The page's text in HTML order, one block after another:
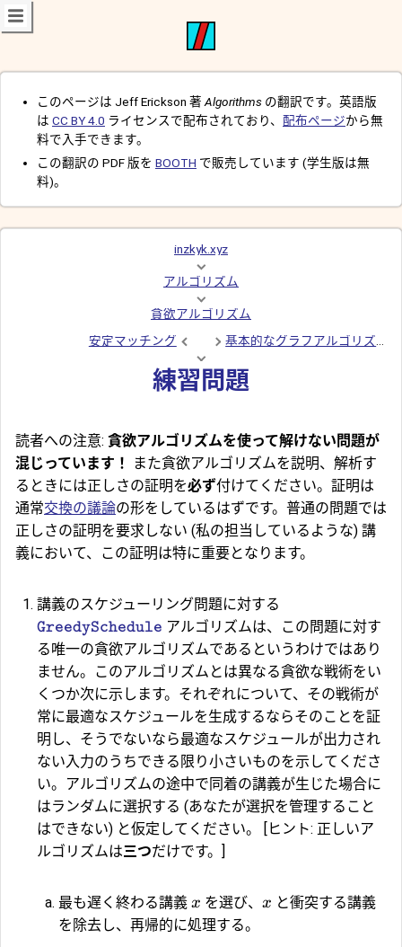
このページは Jeff Erickson 著 Algorithms の翻訳です。英語版
は CC BY 4.0 ライセンスで配布されており、 配布ページから無
料で入手できます。
この翻訳の PDF 版を BOOTH で販売しています (学生版は無
料)。
inzkyk.xyz
アルゴリズム
貪欲アルゴリズム
安定マッチング
練習問題
読者への注意: 貪欲アルゴリズムを使って解けない問題が
混じっています！
また貪欲アルゴリズムを説明、解析す
るときには正しさの証明を必ず付けてください。証明は
通常交換の議論の形をしているはずです。普通の問題では
正しさの証明を要求しない (私の担当しているような) 講
義において、この証明は特に重要となります。
講義のスケジューリング問題に対する
GreedySchedule アルゴリズムは、この問題に対す
る唯一の貪欲アルゴリズムであるというわけではあり
ません。このアルゴリズムとは異なる貪欲な戦術をい
くつか次に示します。それぞれについて、その戦術が
常に最適なスケジュールを生成するならそのことを証
明し、そうでないなら最適なスケジュールが出力され
ない入力のうちできる限り小さいものを示してくださ
い。アルゴリズムの途中で同着の講義が生じた場合に
はランダムに選択する (あなたが選択を管理すること
はできない) と仮定してください。 [ヒント: 正しいア
ルゴリズムは三つだけです。]
最も遅く終わる講義 x を選び、 x と衝突する講義
を除去し、再帰的に処理する。